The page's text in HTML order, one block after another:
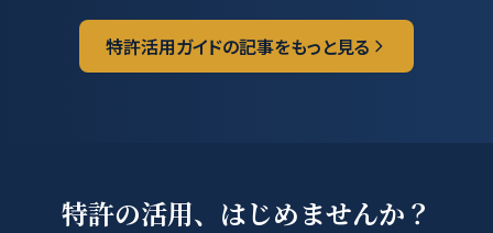
特許活用ガイドの記事をもっと見る
特許の活用、はじめませんか？